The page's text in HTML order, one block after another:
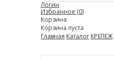
Логин
Избранное (0)
Корзина
Корзина пуста
Главная Каталог КРЕПЕЖ